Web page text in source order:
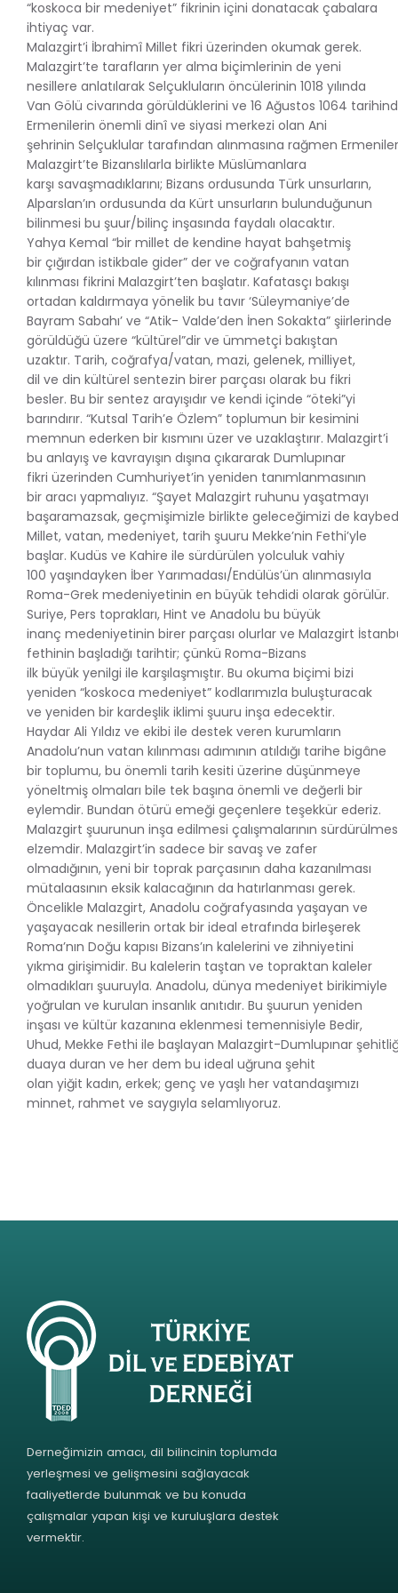
“koskoca bir medeniyet” fikrinin içini donatacak çabalara
ihtiyaç var.
Malazgirt’i İbrahimî Millet fikri üzerinden okumak gerek.
Malazgirt’te tarafların yer alma biçimlerinin de yeni
nesillere anlatılarak Selçukluların öncülerinin 1018 yılında
Van Gölü civarında görüldüklerini ve 16 Ağustos 1064
Ermenilerin önemli dinî ve siyasi merkezi olan Ani
şehrinin Selçuklular tarafından alınmasına rağmen
Malazgirt’te Bizanslılarla birlikte Müslümanlara
karşı savaşmadıklarını; Bizans ordusunda Türk unsurların,
Alparslan’ın ordusunda da Kürt unsurların bulunduğunun
bilinmesi bu şuur/bilinç inşasında faydalı olacaktır.
Yahya Kemal “bir millet de kendine hayat bahşetmiş
bir çığırdan istikbale gider” der ve coğrafyanın vatan
kılınması fikrini Malazgirt’ten başlatır. Kafatasçı bakışı
ortadan kaldırmaya yönelik bu tavır ‘Süleymaniye’de
Bayram Sabahı’ ve “Atik- Valde’den İnen Sokakta” şiirlerinde
görüldüğü üzere “kültürel”dir ve ümmetçi bakıştan
uzaktır. Tarih, coğrafya/vatan, mazi, gelenek, milliyet,
dil ve din kültürel sentezin birer parçası olarak bu fikri
besler. Bu bir sentez arayışıdır ve kendi içinde “öteki”yi
barındırır. “Kutsal Tarih’e Özlem” toplumun bir kesimini
memnun ederken bir kısmını üzer ve uzaklaştırır. Malazgirt’i
bu anlayış ve kavrayışın dışına çıkararak Dumlupınar
fikri üzerinden Cumhuriyet’in yeniden tanımlanmasının
bir aracı yapmalıyız. “Şayet Malazgirt ruhunu yaşatmayı
başaramazsak, geçmişimizle birlikte geleceğimizi de
Millet, vatan, medeniyet, tarih şuuru Mekke’nin Fethi’yle
başlar. Kudüs ve Kahire ile sürdürülen yolculuk vahiy
100 yaşındayken İber Yarımadası/Endülüs’ün alınmasıyla
Roma-Grek medeniyetinin en büyük tehdidi olarak görülür.
Suriye, Pers toprakları, Hint ve Anadolu bu büyük
inanç medeniyetinin birer parçası olurlar ve Malazgirt
fethinin başladığı tarihtir; çünkü Roma-Bizans
ilk büyük yenilgi ile karşılaşmıştır. Bu okuma biçimi bizi
yeniden “koskoca medeniyet” kodlarımızla buluşturacak
ve yeniden bir kardeşlik iklimi şuuru inşa edecektir.
Haydar Ali Yıldız ve ekibi ile destek veren kurumların
Anadolu’nun vatan kılınması adımının atıldığı tarihe bigâne
bir toplumu, bu önemli tarih kesiti üzerine düşünmeye
yöneltmiş olmaları bile tek başına önemli ve değerli bir
eylemdir. Bundan ötürü emeği geçenlere teşekkür ederiz.
Malazgirt şuurunun inşa edilmesi çalışmalarının
elzemdir. Malazgirt’in sadece bir savaş ve zafer
olmadığının, yeni bir toprak parçasının daha kazanılması
mütalaasının eksik kalacağının da hatırlanması gerek.
Öncelikle Malazgirt, Anadolu coğrafyasında yaşayan ve
yaşayacak nesillerin ortak bir ideal etrafında birleşerek
Roma’nın Doğu kapısı Bizans’ın kalelerini ve zihniyetini
yıkma girişimidir. Bu kalelerin taştan ve topraktan kaleler
olmadıkları şuuruyla. Anadolu, dünya medeniyet birikimiyle
yoğrulan ve kurulan insanlık anıtıdır. Bu şuurun yeniden
inşası ve kültür kazanına eklenmesi temennisiyle Bedir,
Uhud, Mekke Fethi ile başlayan Malazgirt-Dumlupınar
duaya duran ve her dem bu ideal uğruna şehit
olan yiğit kadın, erkek; genç ve yaşlı her vatandaşımızı
minnet, rahmet ve saygıyla selamlıyoruz.
Derneğimizin amacı, dil bilincinin toplumda
yerleşmesi ve gelişmesini sağlayacak
faaliyetlerde bulunmak ve bu konuda
çalışmalar yapan kişi ve kuruluşlara destek
vermektir.